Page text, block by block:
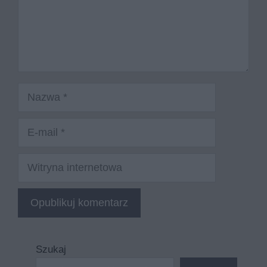
Nazwa
Witryna
Szukaj